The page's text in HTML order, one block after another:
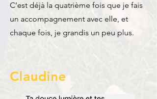
C’est déjà la quatrième fois que je fais
un accompagnement avec elle, et
chaque fois, je grandis un peu plus.
Claudine